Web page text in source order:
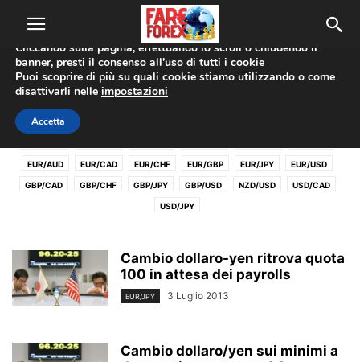
Home Coppie Valute EUR/JPY
EUR/AUD EUR/CAD EUR/CHF EUR/GBP EUR/JPY EUR/USD
GBP/CAD GBP/CHF GBP/JPY GBP/USD NZD/USD USD/CAD
USD/JPY
Cambio dollaro-yen ritrova quota
100 in attesa dei payrolls
EUR/JPY 3 Luglio 2013
Cambio dollaro/yen sui minimi a
Utilizziamo i cookie per offrirti la migliore esperienza sul nostro
sito web.
Cliccando sulla pagina, effettuando lo scroll o chiudendo il
banner, presti il consenso all’uso di tutti i cookie
Puoi scoprire di più su quali cookie stiamo utilizzando o come
disattivarli nelle impostazioni
Accetta